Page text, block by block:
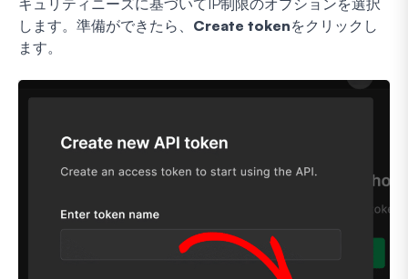
キュリティニーズに基づいてIP制限のオプションを選択
します。準備ができたら、 Create tokenをクリックし
ます。